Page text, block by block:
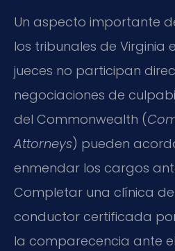
Un aspecto importante
los tribunales de Virginia
jueces no participan
negociaciones de
del Commonwealth (
Attorneys) pueden
enmendar los cargos
Completar una clínica
conductor certificada
la comparecencia ante